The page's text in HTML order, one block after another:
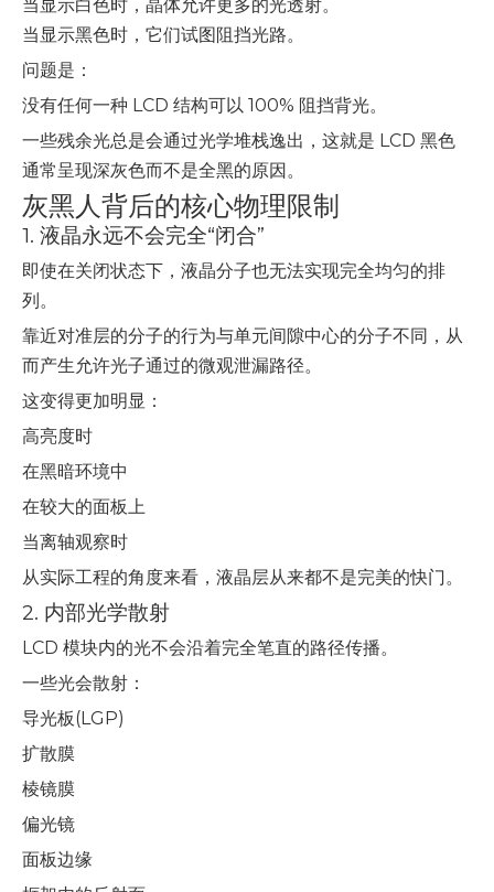
当显示白色时，晶体允许更多的光透射。
当显示黑色时，它们试图阻挡光路。
问题是：
没有任何一种 LCD 结构可以 100% 阻挡背光。
一些残余光总是会通过光学堆栈逸出，这就是 LCD 黑色
通常呈现深灰色而不是全黑的原因。
灰黑人背后的核心物理限制
1. 液晶永远不会完全“闭合”
即使在关闭状态下，液晶分子也无法实现完全均匀的排
列。
靠近对准层的分子的行为与单元间隙中心的分子不同，从
而产生允许光子通过的微观泄漏路径。
这变得更加明显：
高亮度时
在黑暗环境中
在较大的面板上
当离轴观察时
从实际工程的角度来看，液晶层从来都不是完美的快门。
2. 内部光学散射
LCD 模块内的光不会沿着完全笔直的路径传播。
一些光会散射：
导光板(LGP)
扩散膜
棱镜膜
偏光镜
面板边缘